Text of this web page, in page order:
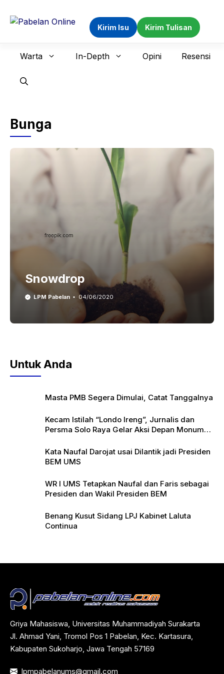
Kirim Isu Kirim Tulisan
Warta In-Depth Opini Resensi
Bunga
Snowdrop
LPM Pabelan 04/06/2020
Untuk Anda
Masta PMB Segera Dimulai, Catat Tanggalnya
Kecam Istilah “Londo Ireng”, Jurnalis dan
Persma Solo Raya Gelar Aksi Depan Monumen
Kata Naufal Darojat usai Dilantik jadi Presiden
BEM UMS
WR I UMS Tetapkan Naufal dan Faris sebagai
Presiden dan Wakil Presiden BEM
Benang Kusut Sidang LPJ Kabinet Laluta
Continua
Griya Mahasiswa, Universitas Muhammadiyah Surakarta
Jl. Ahmad Yani, Tromol Pos 1 Pabelan, Kec. Kartasura,
Kabupaten Sukoharjo, Jawa Tengah 57169
lpmpabelanums@gmail.com